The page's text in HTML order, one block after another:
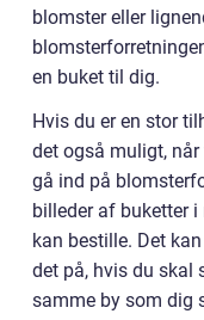
blomster eller
en buket til dig.
Hvis du er en stor
det også muligt,
gå ind på
billeder af buketter
kan bestille. Det
det på, hvis du skal
samme by som dig